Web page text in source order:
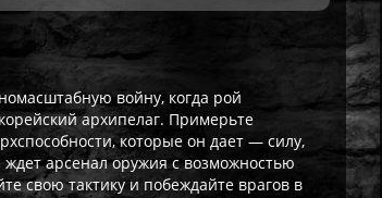
войну, когда рой
архипелаг. Примерьте
которые он дает — силу,
арсенал оружия с возможностью
свою тактику и побеждайте врагов в